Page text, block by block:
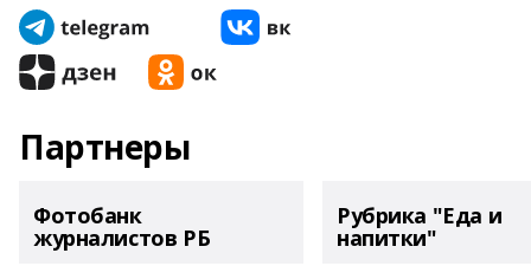
Партнеры
Фотобанк
журналистов РБ
Рубрика "Еда и
напитки"